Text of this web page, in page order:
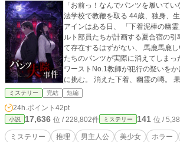
「お前っ！なんでパンツを履いていない
法学校で教鞭を取る 44歳、独身、
アインはある日、 「下着泥棒の幽
ルト部員たちが計画する夏合宿の引
て存在するはずがない、 馬鹿馬鹿
たちのパンツが実際に消えてしまった。 44歳独身、生
ワーストNo.1教師が犯行の疑いを
に挑む。 消えた下着、幽霊の噂。 果たして犯人は人間か、そ
れとも幽霊か。 これは、嫌われ教師とイカれた生徒たちが織
り成す、オカルト青春ミステリーで
ミステリー 完結 短編
24h.ポイント 42pt
小説 17,636 位 / 228,802件 ミステリー 141 位 /
ミステリー 推理 男主人公 美少女 ホラー